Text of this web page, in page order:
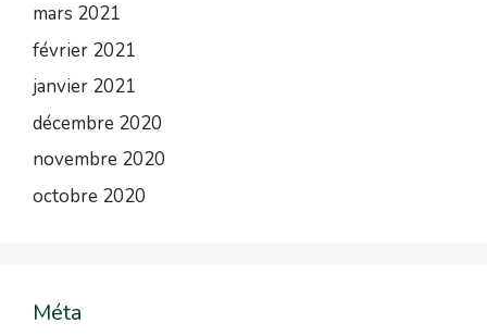
mars 2021
février 2021
janvier 2021
décembre 2020
novembre 2020
octobre 2020
Méta